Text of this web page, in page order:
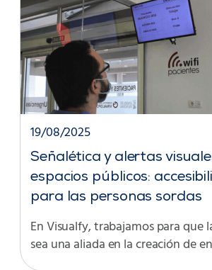
Señalética y alertas
espacios públicos:
para las personas sordas
19/08/2025
En Visualfy, trabajamos para que
sea una aliada en la creación de